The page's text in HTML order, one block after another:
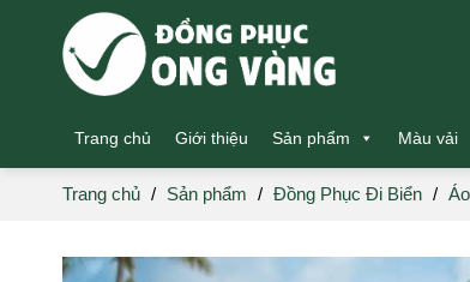
Trang chủ Giới thiệu Sản phẩm Màu vải
Trang chủ / Sản phẩm / Đồng Phục Đi Biển /